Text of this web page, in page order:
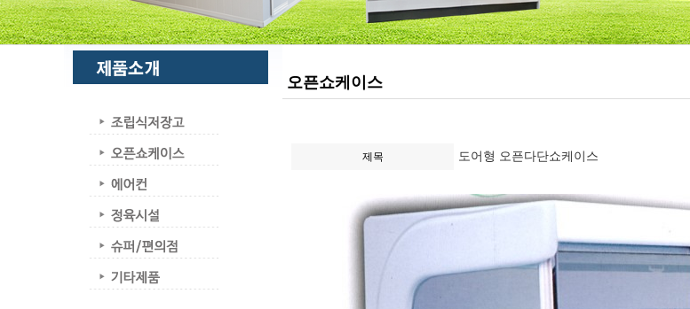
오픈쇼케이스
제목 도어형 오픈다단쇼케이스